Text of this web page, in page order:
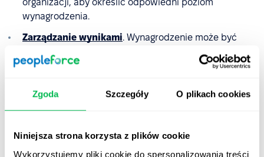
Zgoda Szczegóły O plikach cookies
Niniejsza strona korzysta z plików cookie
Wykorzystujemy pliki cookie do spersonalizowania treści
organizacji, aby określić odpowiedni poziom
wynagrodzenia.
Zarządzanie wynikami. Wynagrodzenie może być
osiągają dobre wyniki, otrzymują wyższe
Zarządzanie świadczeniami. Wiele pakietów
czas wolny. Specjaliści HR są odpowiedzialni za